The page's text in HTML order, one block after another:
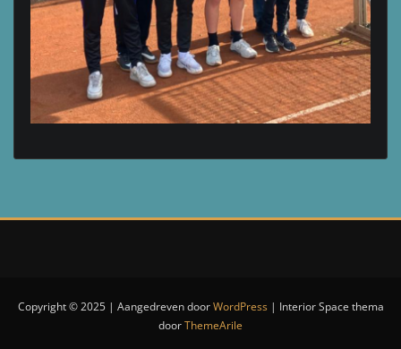
Copyright © 2025 | Aangedreven doorWordPress | Interior Space thema
doorThemeArile